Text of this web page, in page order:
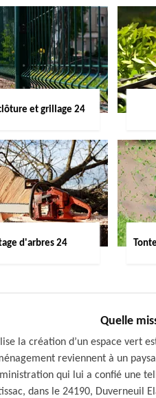
et grillage 24
d'arbres 24
Quelle
la création d’un espace vert
reviennent à un
qui lui a confié une
dans le 24190, Duverneuil